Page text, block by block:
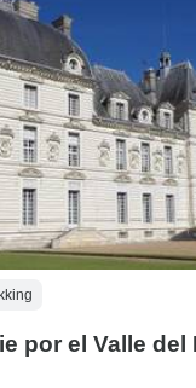
por el Valle del